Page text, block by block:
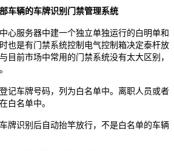
车辆的车牌识别门禁管理系统
心服务器中建一个独立单独运行的白明单和
也是有门禁系统控制电气控制箱决定泰杆放
目前市场中常用的门禁系统没有太大区别，
记车牌号码，列为白名单中。离职人员或者
白名单中。
牌识别后自动抬竿放行，不是白名单的车辆